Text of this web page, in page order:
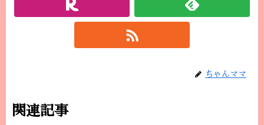
ちゃんママ
関連記事